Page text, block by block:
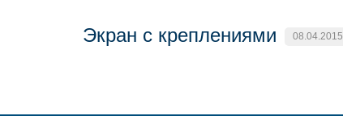
Экран с креплениями 08.04.2015